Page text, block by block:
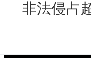
非法侵占